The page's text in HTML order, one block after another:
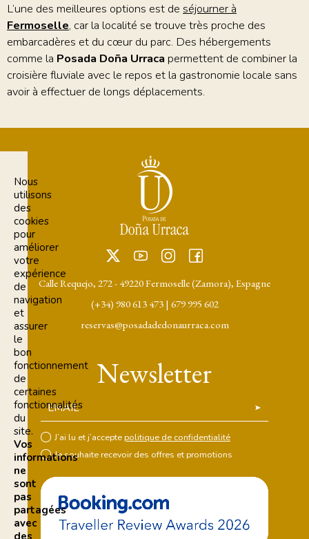
L’une des meilleures options est de séjourner à
Fermoselle, car la localité se trouve très proche des
embarcadères et du cœur du parc. Des hébergements
comme la Posada Doña Urraca permettent de combiner la
croisière fluviale avec le repos et la gastronomie locale sans
avoir à effectuer de longs déplacements.
Calle Requejo, 272 - 49220 Fermoselle (Zamora), Espagne
(+34) 980 613 473| 679 995 602
reservas@posadadedonaurraca.com
Newsletter
EMAIL
J’ai lu et j’acceptepolitique de confidentialité
Je souhaite recevoir des offres et promotions
Nous
utilisons
des
cookies
pour
améliorer
votre
expérience
de
navigation
et
assurer
le
bon
fonctionnement
de
certaines
fonctionnalités
du
site.
Vos
informations
ne
sont
pas
partagées
avec